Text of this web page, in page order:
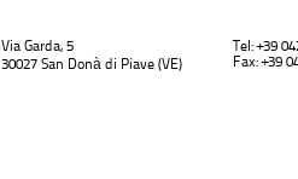
Via Garda, 5
30027 San Donà di Piave (VE)
Tel: +39
Fax: +39